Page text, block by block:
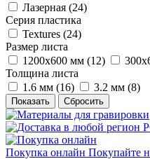
Лазерная (24)
Серия пластика
Textures (24)
Размер листа
1200х600 мм (12)
Толщина листа
1.6 мм (16) 3.2 мм (8)
Сбросить
Покупка онлайн Покупайте